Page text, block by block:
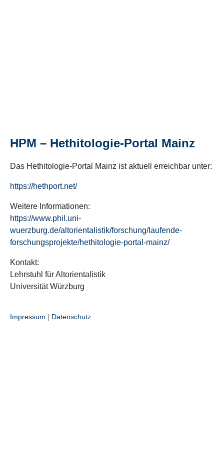
HPM – Hethitologie-Portal Mainz
Das Hethitologie-Portal Mainz ist aktuell erreichbar unter:
https://hethport.net/
Weitere Informationen:
https://www.phil.uni-
wuerzburg.de/altorientalistik/forschung/laufende-
forschungsprojekte/hethitologie-portal-mainz/
Kontakt:
Lehrstuhl für Altorientalistik
Universität Würzburg
Impressum | Datenschutz